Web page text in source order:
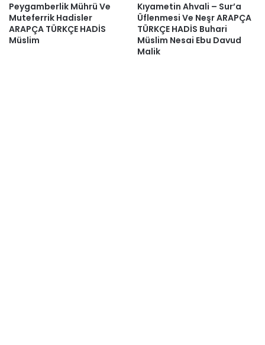
Peygamberlik Mührü Ve
Muteferrik Hadisler
ARAPÇA TÜRKÇE HADİS
Müslim
Kıyametin Ahvali – Sur’a
Üflenmesi Ve Neşr ARAPÇA
TÜRKÇE HADİS Buhari
Müslim Nesai Ebu Davud
Malik